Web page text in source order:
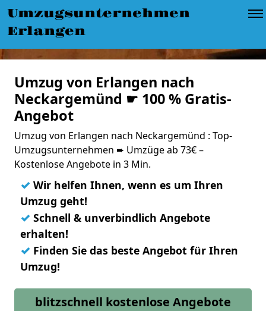
Umzugsunternehmen
Erlangen
Umzug von Erlangen nach
Neckargemünd ☛ 100 % Gratis-
Angebot
Umzug von Erlangen nach Neckargemünd : Top-
Umzugsunternehmen ➨ Umzüge ab 73€ –
Kostenlose Angebote in 3 Min.
✓ Wir helfen Ihnen, wenn es um Ihren
Umzug geht!
✓ Schnell & unverbindlich Angebote
erhalten!
✓ Finden Sie das beste Angebot für Ihren
Umzug!
blitzschnell kostenlose Angebote